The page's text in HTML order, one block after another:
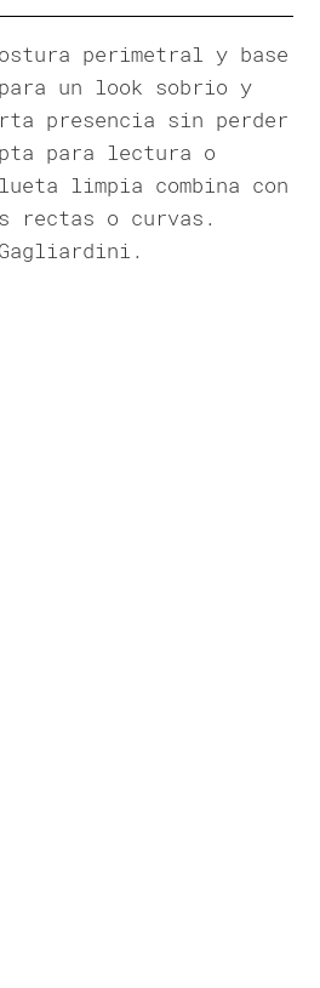
perimetral y base
un look sobrio y
presencia sin perder
para lectura o
limpia combina con
rectas o curvas.